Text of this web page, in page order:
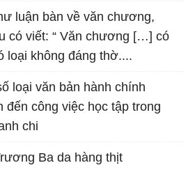
luận bàn về văn chương,
có viết: “ Văn chương […] có
loại không đáng thờ....
loại văn bản hành chính
đến công việc học tập trong
chi
Ba da hàng thịt